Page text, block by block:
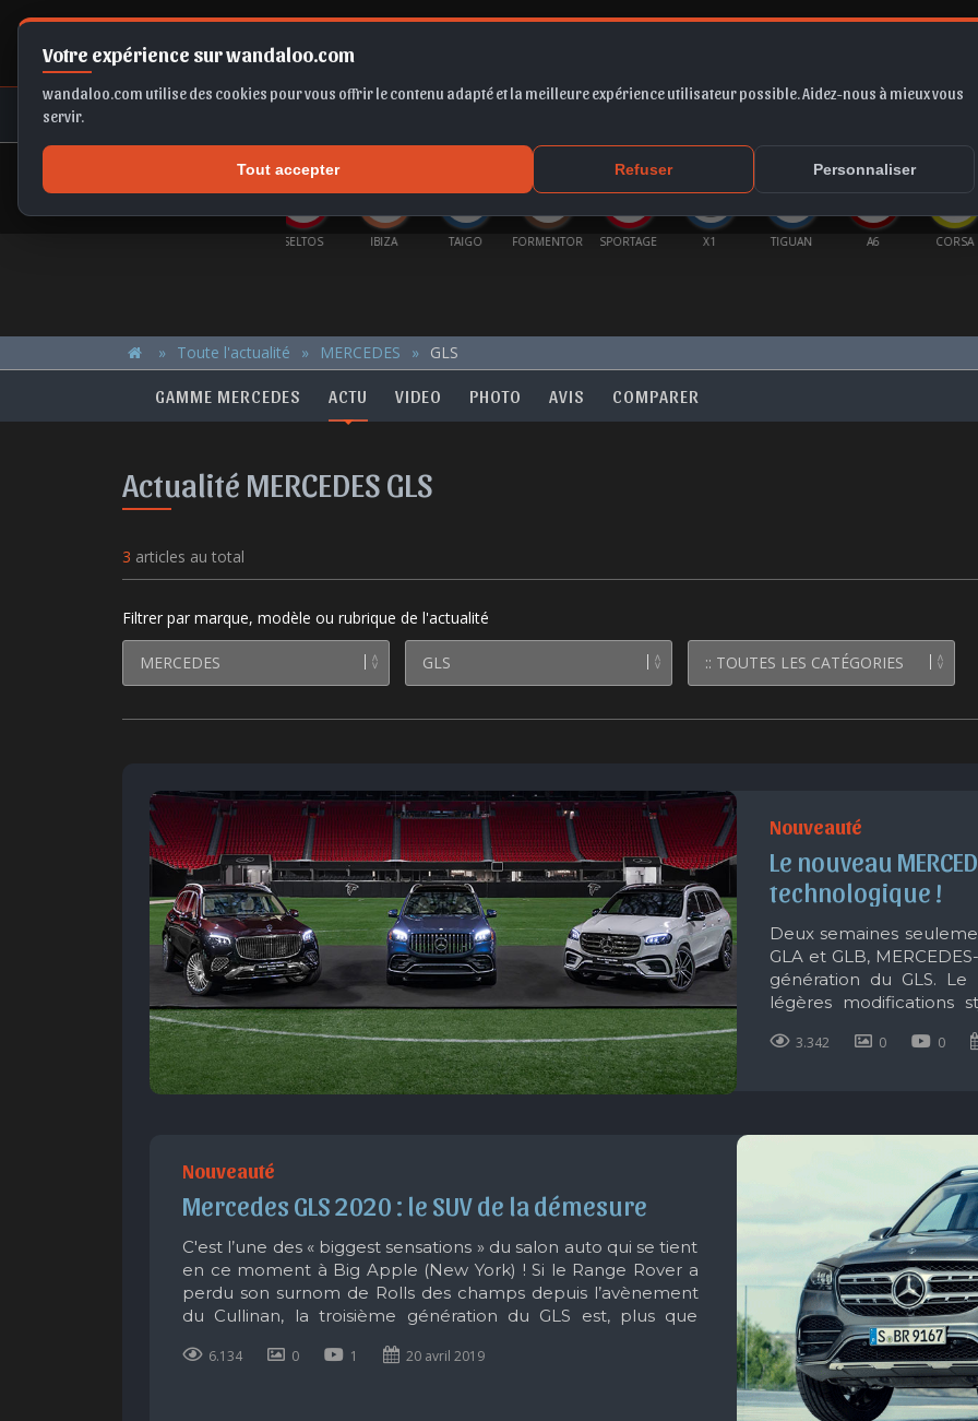
Votre expérience sur wandaloo.com
wandaloo.com utilise des cookies pour vous offrir le contenu adapté et la meilleure expérience utilisateur possible. Aidez-nous à mieux vous
servir.
Tout accepter Refuser Personnaliser
IBIZA TAIGO FORMENTOR SPORTAGE X1 A6 CORSA
Toute l'actualité MERCEDES GLS
GAMME MERCEDES ACTU VIDEO PHOTO AVIS COMPARER
Actualité MERCEDES GLS
3 articles au total
Filtrer par marque, modèle ou rubrique de l'actualité
Nouveauté
Le nouveau
technologique !
Deux semaines
GLA et GLB,
génération du GLS.
légères modifications
3.342 0 0
Nouveauté
Mercedes GLS 2020 : le SUV de la démesure
C'est l’une des « biggest sensations » du salon auto qui se tient
en ce moment à Big Apple (New York) ! Si le Range Rover a
perdu son surnom de Rolls des champs depuis l’avènement
du Cullinan, la troisième génération du GLS est, plus que
6.134 0 1 20 avril 2019